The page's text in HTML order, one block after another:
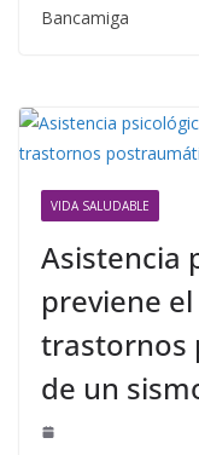
Bancamiga
VIDA SALUDABLE
Asistencia
previene
trastornos
de un